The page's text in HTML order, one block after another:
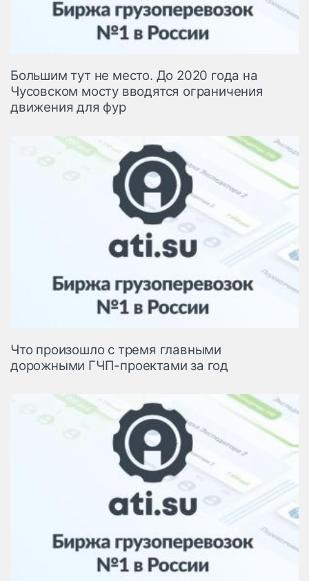
Большим тут не место. До 2020 года на
Чусовском мосту вводятся ограничения
движения для фур
Что произошло с тремя главными
дорожными ГЧП-проектами за год